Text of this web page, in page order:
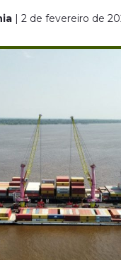
| 2 de fevereiro de